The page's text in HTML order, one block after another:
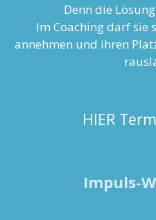
Denn die
Im Coaching darf sie
annehmen und ihren
HIER
Impuls-